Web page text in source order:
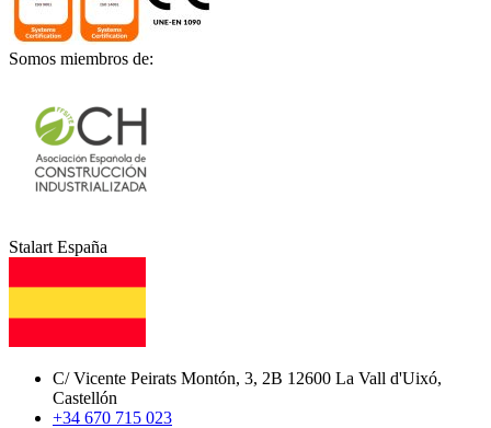
Somos miembros de:
Stalart España
C/ Vicente Peirats Montón, 3, 2B 12600 La Vall d'Uixó,
Castellón
+34 670 715 023